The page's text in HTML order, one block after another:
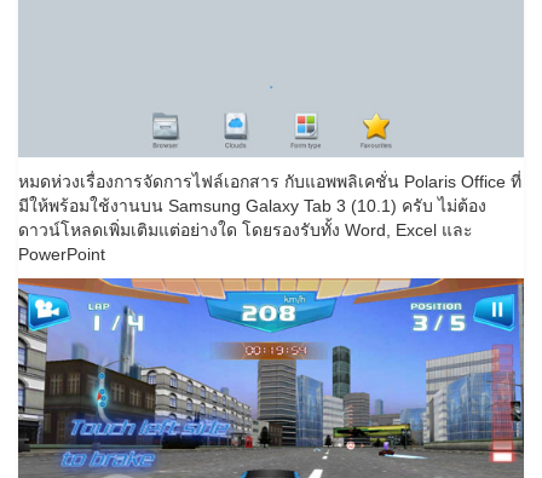
หมดห่วงเรื่องการจัดการไฟล์เอกสาร กับแอพพลิเคชั่น Polaris Office ที่
มีให้พร้อมใช้งานบน Samsung Galaxy Tab 3 (10.1) ครับ ไม่ต้อง
ดาวน์โหลดเพิ่มเติมแต่อย่างใด โดยรองรับทั้ง Word, Excel และ
PowerPoint